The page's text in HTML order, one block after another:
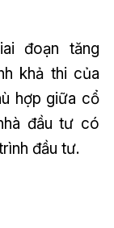
đoạn tăng
khả thi của
hợp giữa cổ
đầu tư có
đầu tư.